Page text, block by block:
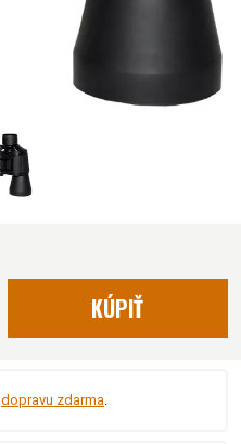
KÚPIŤ
dopravu zdarma.